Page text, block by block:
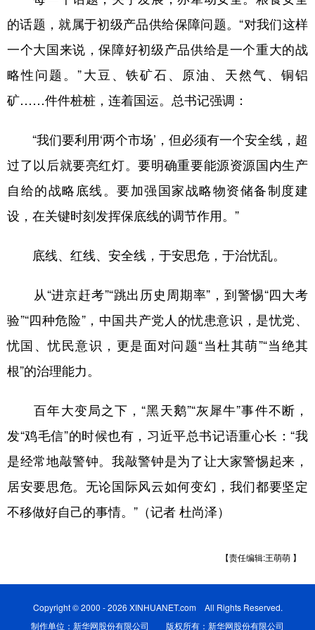
的话题，就属于初级产品供给保障问题。“对我们这样
一个大国来说，保障好初级产品供给是一个重大的战
略性问题。”大豆、铁矿石、原油、天然气、铜铝
矿……件件桩桩，连着国运。总书记强调：
“我们要利用‘两个市场’，但必须有一个安全线，超
过了以后就要亮红灯。要明确重要能源资源国内生产
自给的战略底线。要加强国家战略物资储备制度建
设，在关键时刻发挥保底线的调节作用。”
底线、红线、安全线，于安思危，于治忧乱。
从“进京赶考”“跳出历史周期率”，到警惕“四大考
验”“四种危险”，中国共产党人的忧患意识，是忧党、
忧国、忧民意识，更是面对问题“当杜其萌”“当绝其
根”的治理能力。
百年大变局之下，“黑天鹅”“灰犀牛”事件不断，
发“鸡毛信”的时候也有，习近平总书记语重心长：“我
是经常地敲警钟。我敲警钟是为了让大家警惕起来，
居安要思危。无论国际风云如何变幻，我们都要坚定
不移做好自己的事情。”（记者 杜尚泽）
【责任编辑:王萌萌 】
Copyright © 2000 - 2026 XINHUANET.com All Rights Reserved.
制作单位：新华网股份有限公司 版权所有：新华网股份有限公司